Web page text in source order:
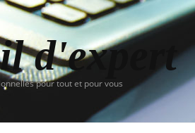
d'expert
pour tout et pour vous